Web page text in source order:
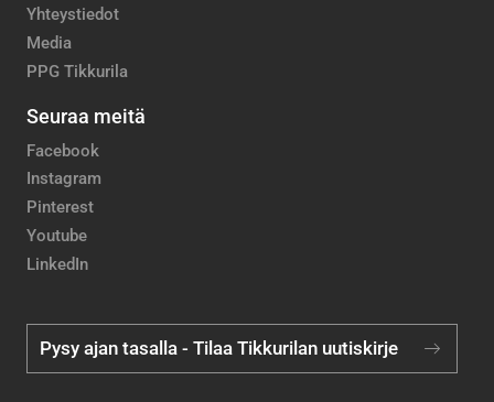
Yhteystiedot
Media
PPG Tikkurila
Seuraa meitä
Facebook
Instagram
Pinterest
Youtube
LinkedIn
Pysy ajan tasalla - Tilaa Tikkurilan uutiskirje